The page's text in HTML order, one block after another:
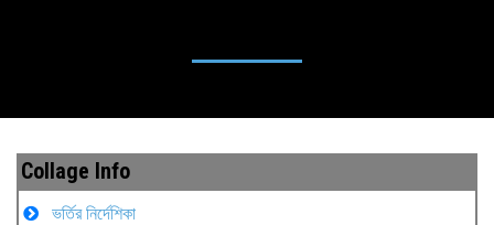
Collage Info
ভর্তির নির্দেশিকা